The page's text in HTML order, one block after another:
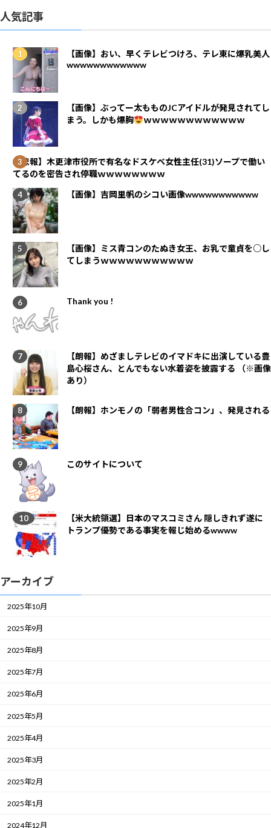
人気記事
【画像】おい、早くテレビつけろ、テレ東に爆乳美人
wwwwwwwwwwww
【画像】ぶってー太もものJCアイドルが発見されてし
まう。しかも爆胸
ｗｗｗｗｗｗｗｗｗｗｗｗ
【悲報】木更津市役所で有名なドスケベ女性主任(31)ソープで働い
てるのを密告され停職ｗｗｗｗｗｗｗｗ
【画像】吉岡里帆のシコい画像wwwwwwwwwww
【画像】ミス青コンのたぬき女王、お乳で童貞を○し
てしまうｗｗｗｗｗｗｗｗｗｗｗ
Thank you !
【朗報】めざましテレビのイマドキに出演している豊
島心桜さん、とんでもない水着姿を披露する （※画像
あり）
【朗報】ホンモノの「弱者男性合コン」、発見される
このサイトについて
【米大統領選】日本のマスコミさん 隠しきれず遂に
トランプ優勢である事実を報じ始めるwwww
アーカイブ
2025年10月
2025年9月
2025年8月
2025年7月
2025年6月
2025年5月
2025年4月
2025年3月
2025年2月
2025年1月
2024年12月